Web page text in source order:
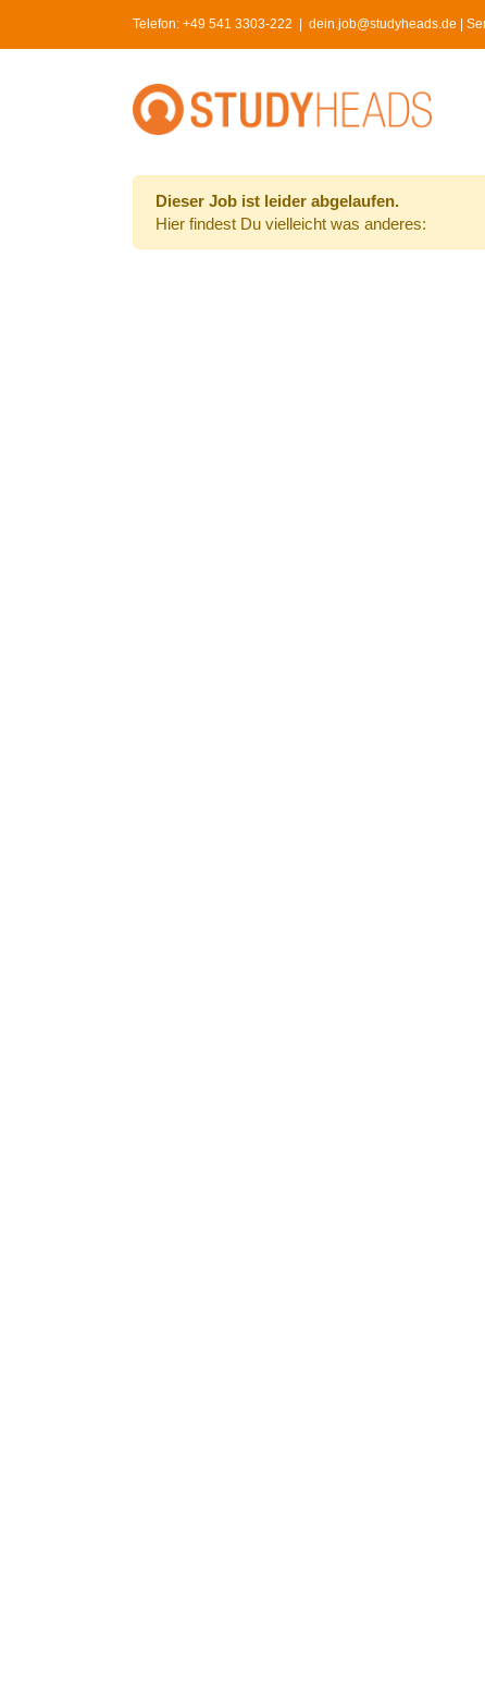
Telefon: +49 541 3303-222 dein.job@studyheads.de |
Dieser Job ist leider abgelaufen.
Hier findest Du vielleicht was anderes: